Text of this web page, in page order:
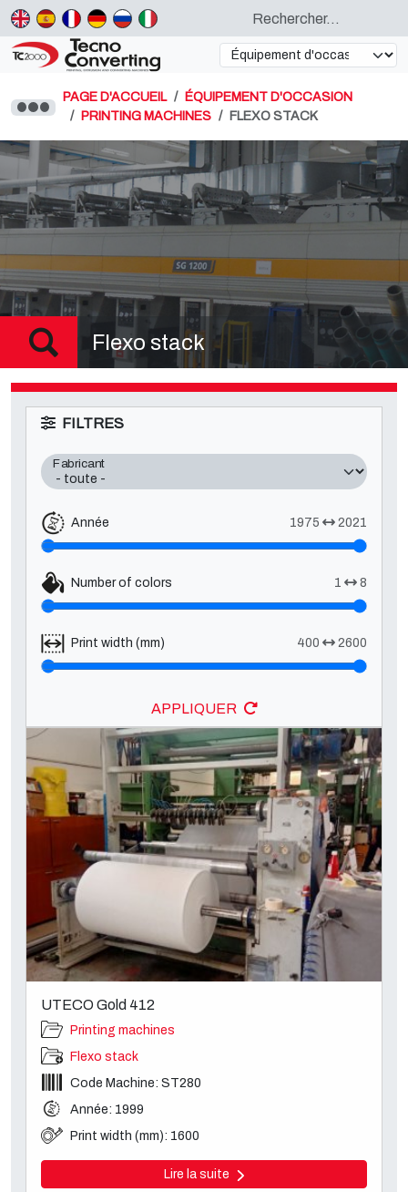
PAGE D'ACCUEIL
ÉQUIPEMENT D'OCCASION
PRINTING MACHINES
FLEXO STACK
Flexo stack
FILTRES
Fabricant
Année 1975 2021
Number of colors 1 8
Print width (mm) 400 2600
APPLIQUER
UTECO Gold 412
Printing machines
Flexo stack
Code Machine: ST280
Année: 1999
Print width (mm): 1600
Lire la suite